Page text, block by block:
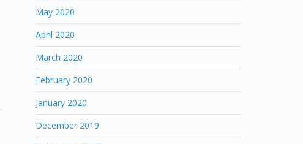
May 2020
April 2020
March 2020
February 2020
January 2020
December 2019